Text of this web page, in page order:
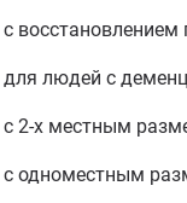
восстановлением
людей с
с 2-х местным
с одноместным